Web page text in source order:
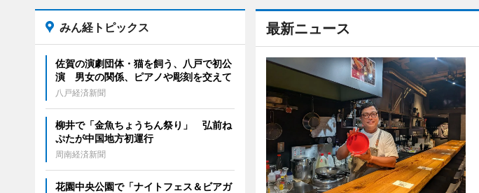
最新ニュース
みん経トピックス
佐賀の演劇団体・猫を飼う、八戸で初公
演 男女の関係、ピアノや彫刻を交えて
八戸経済新聞
柳井で「金魚ちょうちん祭り」 弘前ね
ぷたが中国地方初運行
周南経済新聞
花園中央公園で「ナイトフェス＆ビアガ